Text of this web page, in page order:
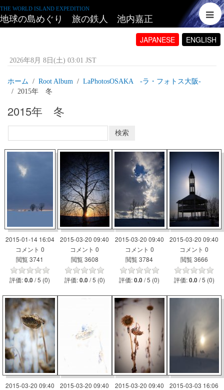
THE WORLD ISLAND EXPEDITION
地球の島めぐり 旅の鉄人 池内嘉正
JAPANESE ENGLISH
2026年8月 8日(土) 03:01 JST
ホーム Root Album
LaPhotosOSAKA -ラ・フォトス大阪‐
2015年 冬
2015年 冬
2015-01-14 16:04
コメント 0
閲覧 3741
評価:0.0 / 5 (0)
2015-03-20 09:40
コメント 0
閲覧 3608
評価:0.0 / 5 (0)
2015-03-20 09:40
コメント 0
閲覧 3784
評価:0.0 / 5 (0)
2015-03-20 09:40
コメント 0
閲覧 3666
評価:0.0 / 5 (0)
2015-03-20 09:40
2015-03-20 09:40
2015-03-20 09:40
2015-03-03 16:06